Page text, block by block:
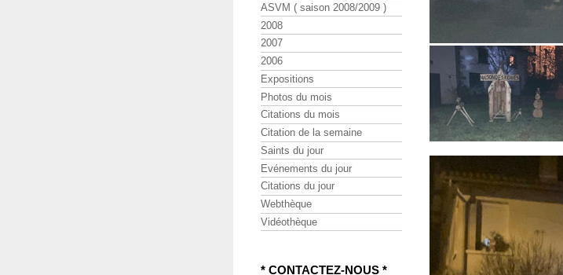
ASVM ( saison 2008/2009 )
2008
2007
2006
Expositions
Photos du mois
Citations du mois
Citation de la semaine
Saints du jour
Evénements du jour
Citations du jour
Webthèque
Vidéothèque
* CONTACTEZ-NOUS *